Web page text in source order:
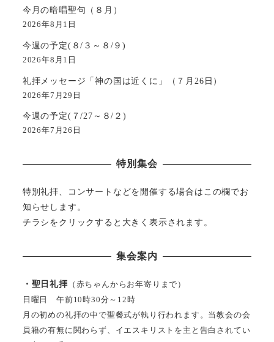
今月の暗唱聖句（８月）
2026年8月1日
今週の予定(８/３～８/９)
2026年8月1日
礼拝メッセージ「神の国は近くに」（７月26日）
2026年7月29日
今週の予定(７/27～８/２)
2026年7月26日
特別集会
特別礼拝、コンサートなどを開催する場合はこの欄でお
知らせします。
チラシをクリックすると大きく表示されます。
集会案内
・聖日礼拝 （赤ちゃんからお年寄りまで）
日曜日 午前10時30分～12時
月の初めの礼拝の中で聖餐式が執り行われます。当教会の会
員籍の有無に関わらず、イエスキリストを主と告白されてい